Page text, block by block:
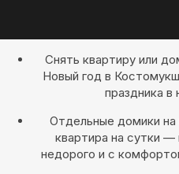
Снять квартиру или
Новый год в
праздника
Отдельные домики на
квартира на сутки —
недорого и с